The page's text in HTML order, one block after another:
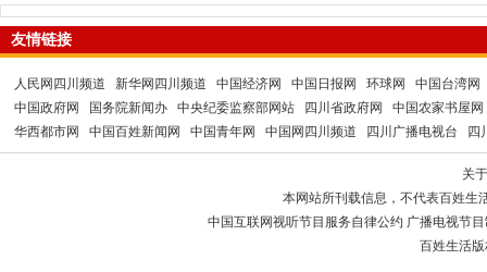
友情链接
人民网四川频道 新华网四川频道 中国经济网 中国日报网 环球网
中国台湾网
中国政府网
国务院新闻办 中央纪委监察部网站 四川省政府网
中国农家书屋网
华西都市网
中国百姓新闻网 中国青年网 中国网四川频道 四川广播电视台 四
关
本网站所刊载信息，不代表百姓生
中国互联网视听节目服务自律公约 广播电视节
百姓生活